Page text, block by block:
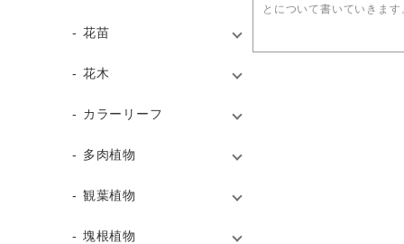
とについて書いていきます
花苗
花木
カラーリーフ
多肉植物
観葉植物
塊根植物